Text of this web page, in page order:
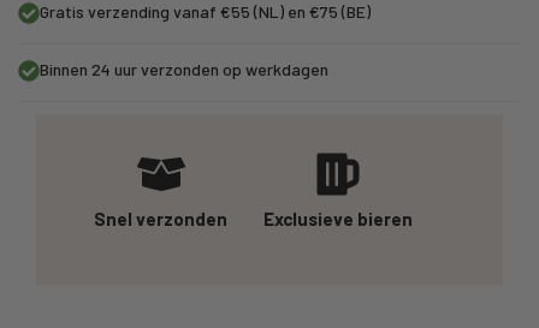
Gratis verzending vanaf €55 (NL) en €75 (BE)
Binnen 24 uur verzonden op werkdagen
Snel verzonden Exclusieve bieren